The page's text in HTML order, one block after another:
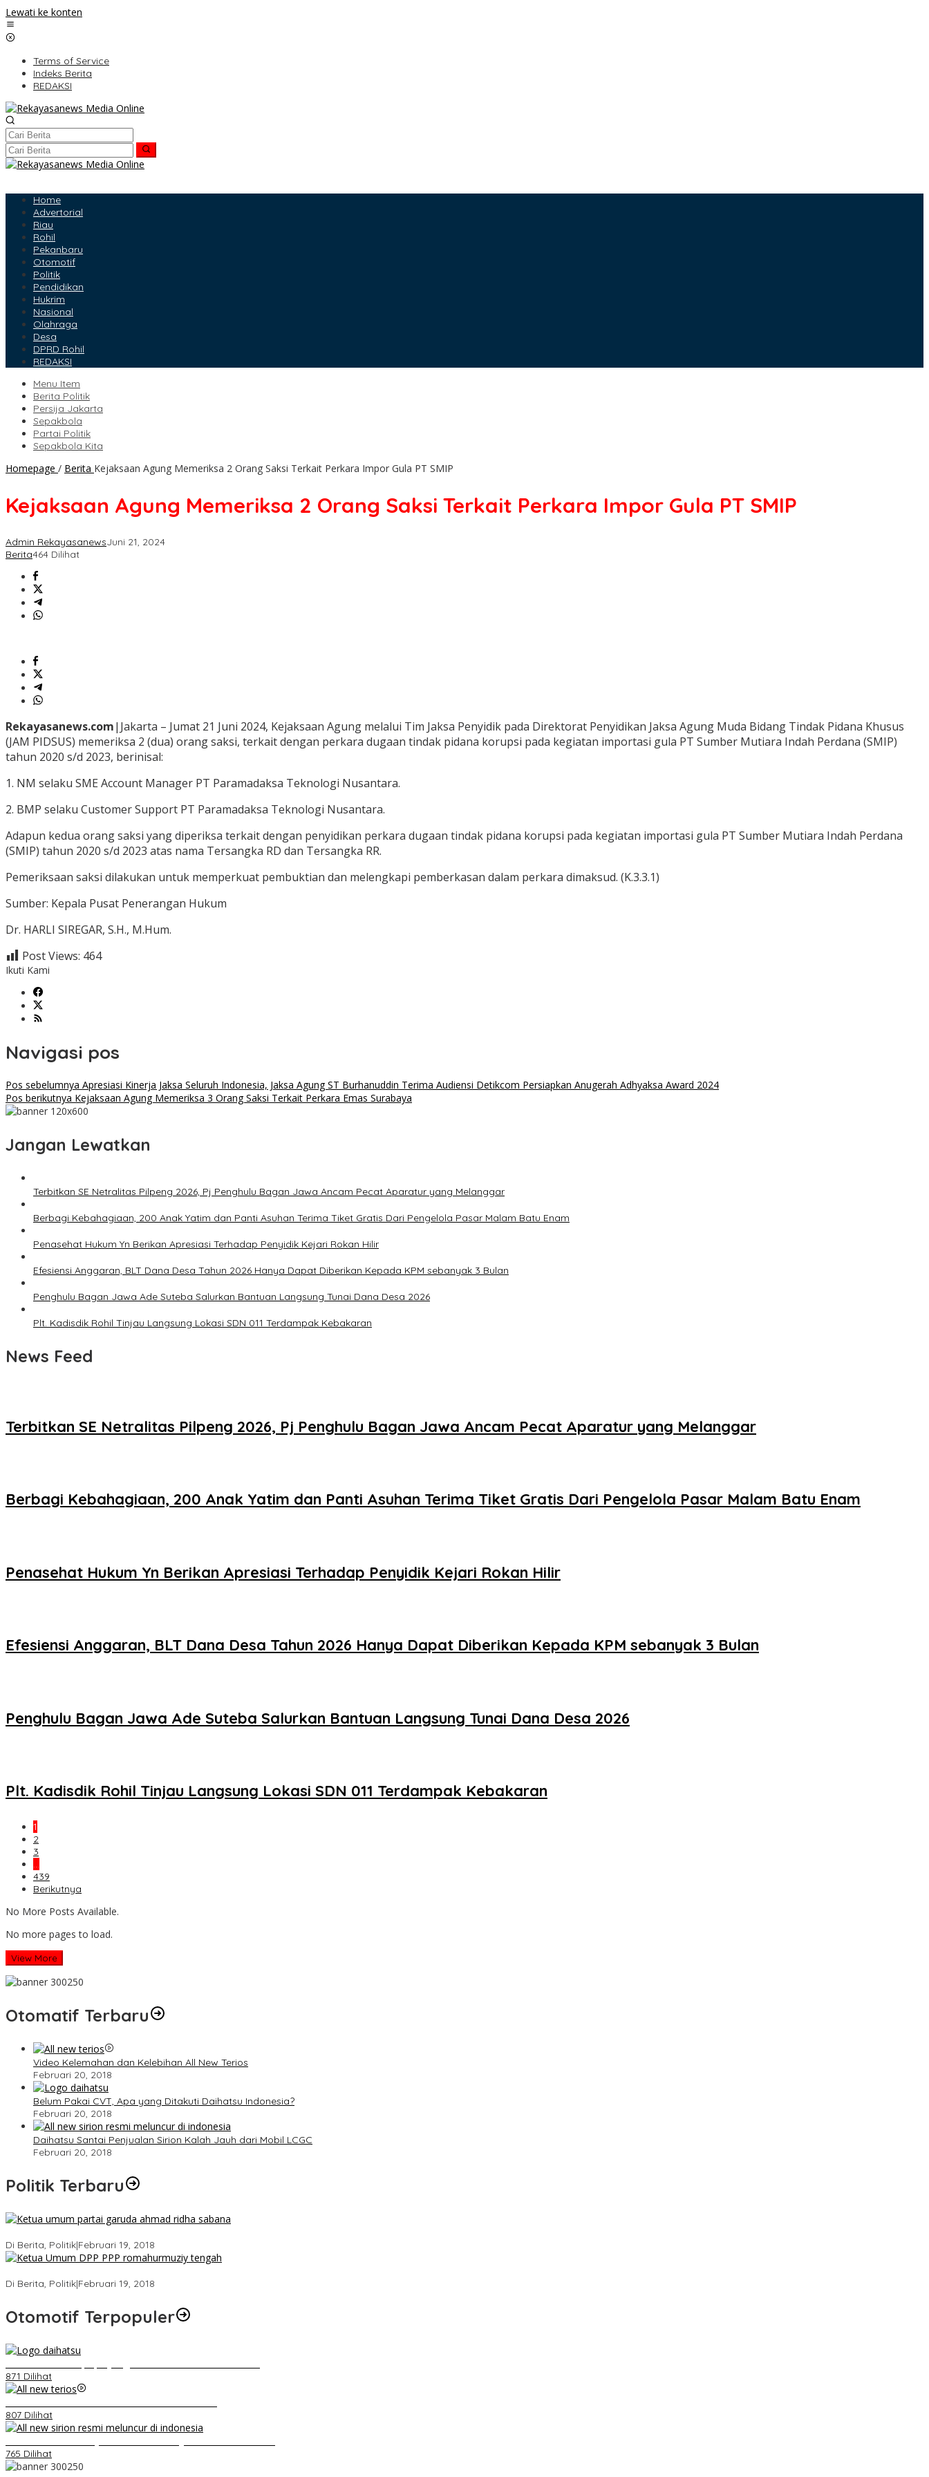
Lewati ke konten
Terms of Service
Indeks Berita
REDAKSI
Home
Advertorial
Riau
Rohil
Pekanbaru
Otomotif
Politik
Pendidikan
Hukrim
Nasional
Olahraga
Desa
DPRD Rohil
REDAKSI
Menu Item
Berita Politik
Persija Jakarta
Sepakbola
Partai Politik
Sepakbola Kita
Homepage / Berita Kejaksaan Agung Memeriksa 2 Orang Saksi Terkait Perkara Impor Gula PT SMIP
Kejaksaan Agung Memeriksa 2 Orang Saksi Terkait Perkara Impor Gula PT SMIP
Admin RekayasanewsJuni 21, 2024
Berita464 Dilihat
Rekayasanews.com|Jakarta – Jumat 21 Juni 2024, Kejaksaan Agung melalui Tim Jaksa Penyidik pada Direktorat Penyidikan Jaksa Agung Muda Bidang Tindak Pidana Khusus
(JAM PIDSUS) memeriksa 2 (dua) orang saksi, terkait dengan perkara dugaan tindak pidana korupsi pada kegiatan importasi gula PT Sumber Mutiara Indah Perdana (SMIP)
tahun 2020 s/d 2023, berinisal:
1. NM selaku SME Account Manager PT Paramadaksa Teknologi Nusantara.
2. BMP selaku Customer Support PT Paramadaksa Teknologi Nusantara.
Adapun kedua orang saksi yang diperiksa terkait dengan penyidikan perkara dugaan tindak pidana korupsi pada kegiatan importasi gula PT Sumber Mutiara Indah Perdana
(SMIP) tahun 2020 s/d 2023 atas nama Tersangka RD dan Tersangka RR.
Pemeriksaan saksi dilakukan untuk memperkuat pembuktian dan melengkapi pemberkasan dalam perkara dimaksud. (K.3.3.1)
Sumber: Kepala Pusat Penerangan Hukum
Dr. HARLI SIREGAR, S.H., M.Hum.
Post Views: 464
Ikuti Kami
Navigasi pos
Pos sebelumnya Apresiasi Kinerja Jaksa Seluruh Indonesia, Jaksa Agung ST Burhanuddin Terima Audiensi Detikcom Persiapkan Anugerah Adhyaksa Award 2024
Pos berikutnya Kejaksaan Agung Memeriksa 3 Orang Saksi Terkait Perkara Emas Surabaya
Jangan Lewatkan
Terbitkan SE Netralitas Pilpeng 2026, Pj Penghulu Bagan Jawa Ancam Pecat Aparatur yang Melanggar
Berbagi Kebahagiaan, 200 Anak Yatim dan Panti Asuhan Terima Tiket Gratis Dari Pengelola Pasar Malam Batu Enam
Penasehat Hukum Yn Berikan Apresiasi Terhadap Penyidik Kejari Rokan Hilir
Efesiensi Anggaran, BLT Dana Desa Tahun 2026 Hanya Dapat Diberikan Kepada KPM sebanyak 3 Bulan
Penghulu Bagan Jawa Ade Suteba Salurkan Bantuan Langsung Tunai Dana Desa 2026
Plt. Kadisdik Rohil Tinjau Langsung Lokasi SDN 011 Terdampak Kebakaran
News Feed
Terbitkan SE Netralitas Pilpeng 2026, Pj Penghulu Bagan Jawa Ancam Pecat Aparatur yang Melanggar
Berbagi Kebahagiaan, 200 Anak Yatim dan Panti Asuhan Terima Tiket Gratis Dari Pengelola Pasar Malam Batu Enam
Penasehat Hukum Yn Berikan Apresiasi Terhadap Penyidik Kejari Rokan Hilir
Efesiensi Anggaran, BLT Dana Desa Tahun 2026 Hanya Dapat Diberikan Kepada KPM sebanyak 3 Bulan
Penghulu Bagan Jawa Ade Suteba Salurkan Bantuan Langsung Tunai Dana Desa 2026
Plt. Kadisdik Rohil Tinjau Langsung Lokasi SDN 011 Terdampak Kebakaran
1
2
3
…
439
Berikutnya
No More Posts Available.
No more pages to load.
View More
Otomatif Terbaru
Video Kelemahan dan Kelebihan All New Terios
Februari 20, 2018
Belum Pakai CVT, Apa yang Ditakuti Daihatsu Indonesia?
Februari 20, 2018
Daihatsu Santai Penjualan Sirion Kalah Jauh dari Mobil LCGC
Februari 20, 2018
Politik Terbaru
Di Berita, Politik|Februari 19, 2018
Di Berita, Politik|Februari 19, 2018
Otomotif Terpopuler
871 Dilihat
807 Dilihat
765 Dilihat